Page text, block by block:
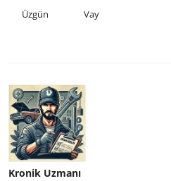
Üzgün Vay
Kronik Uzmanı